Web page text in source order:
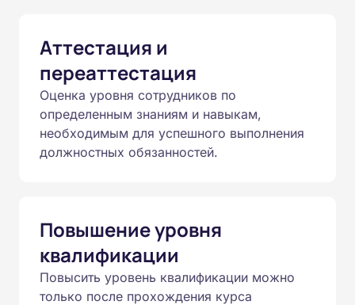
Аттестация и
переаттестация
Оценка уровня сотрудников по
определенным знаниям и навыкам,
необходимым для успешного выполнения
должностных обязанностей.
Повышение уровня
квалификации
Повысить уровень квалификации можно
только после прохождения курса